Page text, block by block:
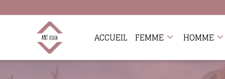
ACCUEIL FEMME HOMME